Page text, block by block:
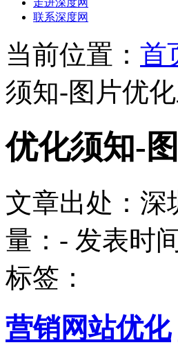
联系深度网
当前位置： 首
须知-图片优
优化须知-
文章出处：深
量： - 发表时
标签：
营销网站优化